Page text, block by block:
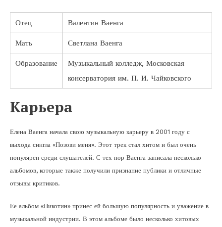
Отец Валентин Ваенга
Мать Светлана Ваенга
Образование
Музыкальный колледж, Московская
консерватория им. П. И. Чайковского
Карьера
Елена Ваенга начала свою музыкальную карьеру в 2001 году с
выхода сингла «Позови меня». Этот трек стал хитом и был очень
популярен среди слушателей. С тех пор Ваенга записала несколько
альбомов, которые также получили признание публики и отличные
отзывы критиков.
Ее альбом «Никотин» принес ей большую популярность и уважение в
музыкальной индустрии. В этом альбоме было несколько хитовых